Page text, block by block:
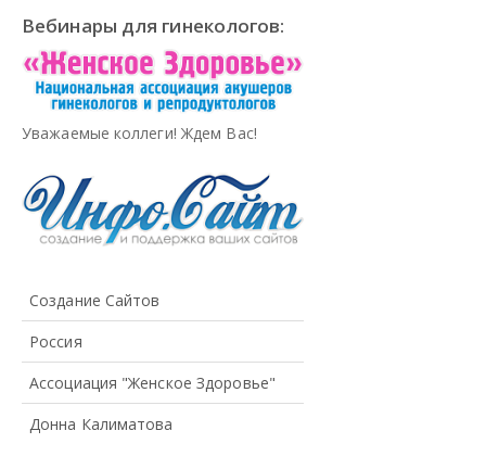
Вебинары для гинекологов:
Уважаемые коллеги! Ждем Вас!
Создание Сайтов
Россия
Ассоциация "Женское Здоровье"
Донна Калиматова